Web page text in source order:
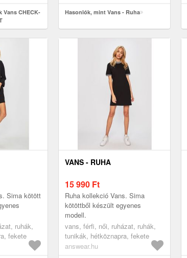
Vans CHECK-
Hasonlók, mint Vans - Ruha
Sima kötött
ruhák,
fekete
VANS - RUHA
15 990 Ft
Ruha kollekció Vans. Sima
kötöttből készült egyenes
modell.
vans, férfi, női, ruházat, ruhák,
tunikák, hétköznapra, fekete
answear.hu